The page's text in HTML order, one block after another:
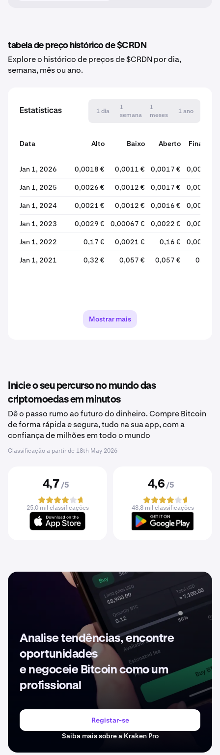
tabela de preço histórico de $CRDN
Explore o histórico de preços de $CRDN por dia,
semana, mês ou ano.
Estatísticas 1 dia
1
semana
1
meses
1 ano
Data Alto Baixo Aberto Finalizar
Jan 1, 2026 0,0018 € 0,0011 € 0,0017 € 0,0011 €
Jan 1, 2025 0,0026 € 0,0012 € 0,0017 € 0,0017 €
Jan 1, 2024 0,0021 € 0,0012 € 0,0016 € 0,0017 €
Jan 1, 2023 0,0029 € 0,00067 € 0,0022 € 0,0016 €
Jan 1, 2022 0,17 € 0,0021 € 0,16 € 0,0022 €
Jan 1, 2021 0,32 € 0,057 € 0,057 € 0,16 €
Mostrar mais
Inicie o seu percurso no mundo das
criptomoedas em minutos
Dê o passo rumo ao futuro do dinheiro. Compre Bitcoin
de forma rápida e segura, tudo na sua app, com a
confiança de milhões em todo o mundo
Classificação a partir de 18th May 2026
4,7 /5
25,0 mil classificações
4,6 /5
48,8 mil classificações
Analise tendências, encontre
oportunidades
e negoceie Bitcoin como um
profissional
Registar-se
Saiba mais sobre a Kraken Pro